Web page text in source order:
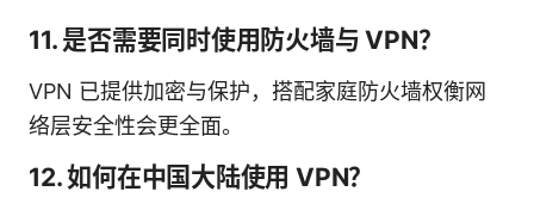
11. 是否需要同时使用防火墙与 VPN？
VPN 已提供加密与保护，搭配家庭防火墙权衡网
络层安全性会更全面。
12. 如何在中国大陆使用 VPN？